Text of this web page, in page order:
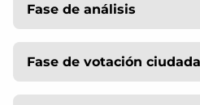
Fase de análisis
Fase de votación